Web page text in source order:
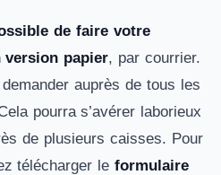
de faire votre
version papier, par courrier.
auprès de tous les
pourra s’avérer laborieux
de plusieurs caisses. Pour
télécharger leformulaire